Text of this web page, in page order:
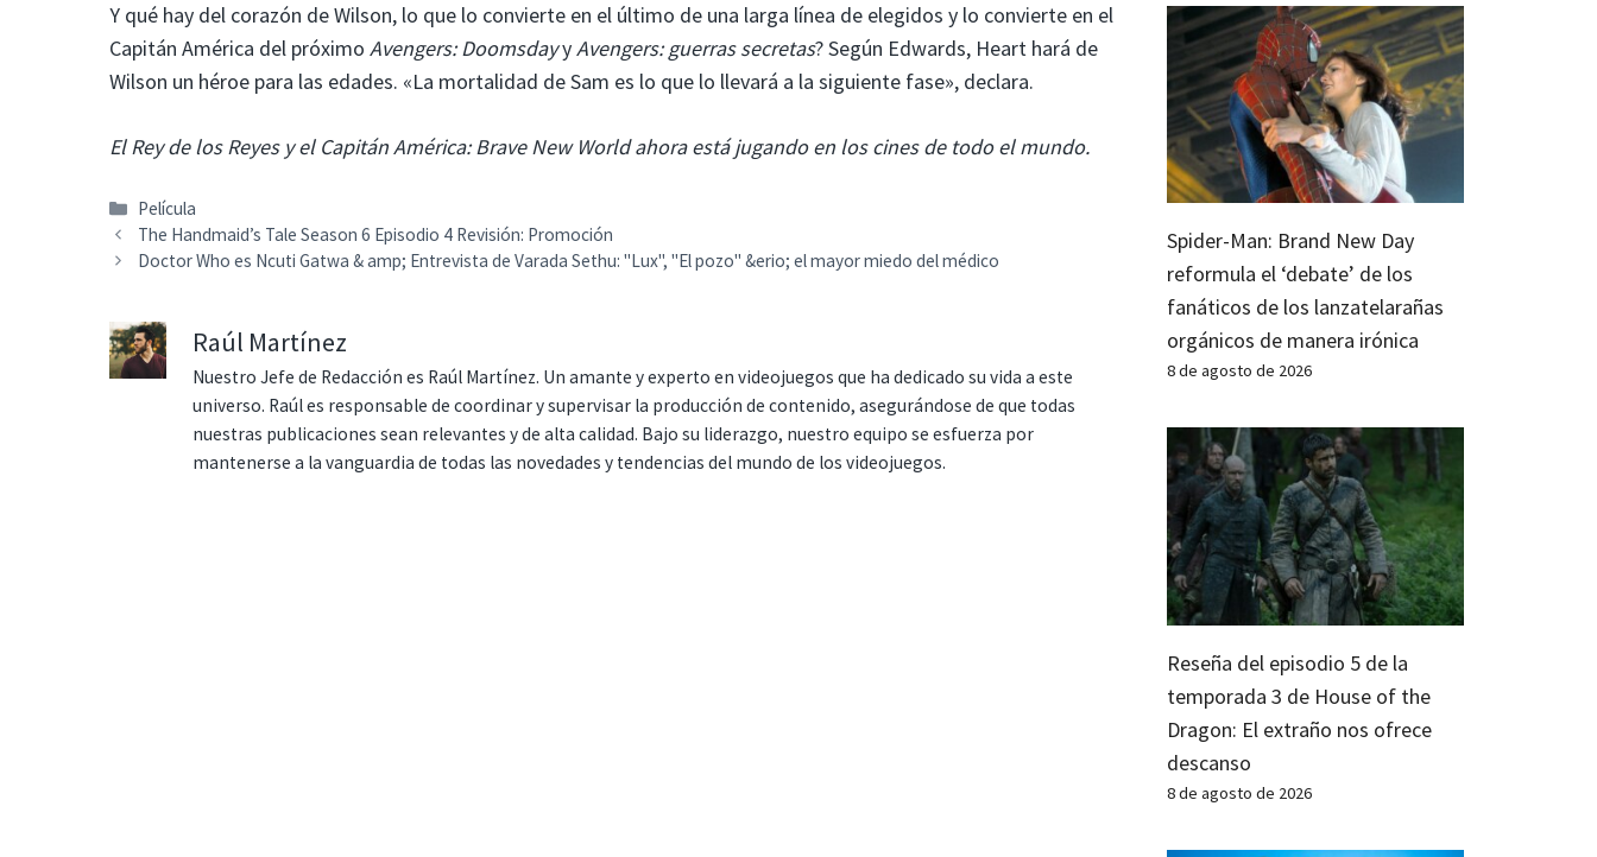
Y qué hay del corazón de Wilson, lo que lo convierte en el último de una larga línea de elegidos y lo convierte en el
Capitán América del próximo Avengers: DoomsdayyAvengers: guerras secretas? Según Edwards, Heart hará de
Wilson un héroe para las edades. «La mortalidad de Sam es lo que lo llevará a la siguiente fase», declara.
El Rey de los Reyes y el Capitán América: Brave New World ahora está jugando en los cines de todo el mundo.
Categorías
Película
The Handmaid’s Tale Season 6 Episodio 4 Revisión: Promoción
Doctor Who es Ncuti Gatwa & amp; Entrevista de Varada Sethu: "Lux", "El pozo" &erio; el mayor miedo del médico
Raúl Martínez
Nuestro Jefe de Redacción es Raúl Martínez. Un amante y experto en videojuegos que ha dedicado su vida a este
universo. Raúl es responsable de coordinar y supervisar la producción de contenido, asegurándose de que todas
nuestras publicaciones sean relevantes y de alta calidad. Bajo su liderazgo, nuestro equipo se esfuerza por
mantenerse a la vanguardia de todas las novedades y tendencias del mundo de los videojuegos.
Spider-Man: Brand New Day
reformula el ‘debate’ de los
fanáticos de los lanzatelarañas
orgánicos de manera irónica
8 de agosto de 2026
Reseña del episodio 5 de la
temporada 3 de House of the
Dragon: El extraño nos ofrece
descanso
8 de agosto de 2026